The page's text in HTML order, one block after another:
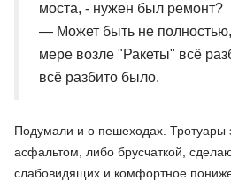
моста, - нужен был ремонт?
— Может быть не
мере возле "Ракеты" всё
всё разбито было.
Подумали и о пешеходах. Тротуары
асфальтом, либо брусчаткой,
слабовидящих и комфортное